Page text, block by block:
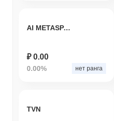
AI METASPACE DAO
₽ 0.00
0.00% нет ранга
TVN